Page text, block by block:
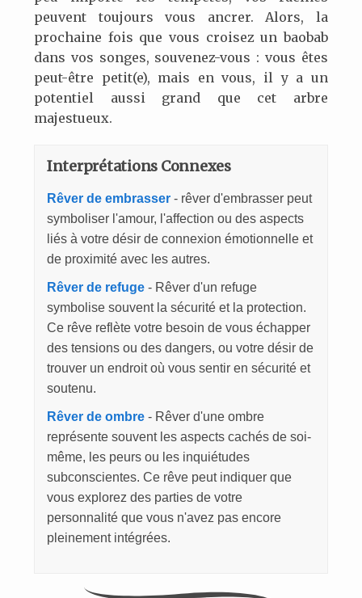
peuvent toujours vous ancrer. Alors, la
prochaine fois que vous croisez un baobab
dans vos songes, souvenez-vous : vous êtes
peut-être petit(e), mais en vous, il y a un
potentiel aussi grand que cet arbre
majestueux.
Interprétations Connexes
Rêver de embrasser- rêver d'embrasser peut
symboliser l'amour, l'affection ou des aspects
liés à votre désir de connexion émotionnelle et
de proximité avec les autres.
Rêver de refuge- Rêver d'un refuge
symbolise souvent la sécurité et la protection.
Ce rêve reflète votre besoin de vous échapper
des tensions ou des dangers, ou votre désir de
trouver un endroit où vous sentir en sécurité et
soutenu.
Rêver de ombre- Rêver d'une ombre
représente souvent les aspects cachés de soi-
même, les peurs ou les inquiétudes
subconscientes. Ce rêve peut indiquer que
vous explorez des parties de votre
personnalité que vous n'avez pas encore
pleinement intégrées.